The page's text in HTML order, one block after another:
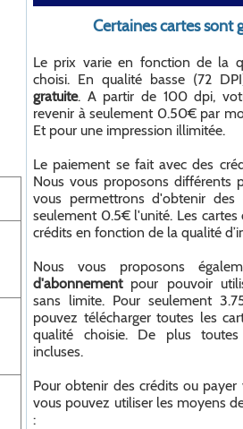
Certaines cartes sont
Le prix varie en fonction de la
choisi. En qualité basse (72
gratuite. A partir de 100 dpi,
revenir à seulement 0.50€ par
Et pour une impression illimitée.
Le paiement se fait avec des
Nous vous proposons différents
vous permettrons d'obtenir
seulement 0.5€ l'unité. Les cartes
crédits en fonction de la qualité
Nous vous proposons
d'abonnementpour pouvoir
sans limite. Pour seulement
pouvez télécharger toutes les
qualité choisie. De plus
incluses.
Pour obtenir des crédits ou
vous pouvez utiliser les moyens
: